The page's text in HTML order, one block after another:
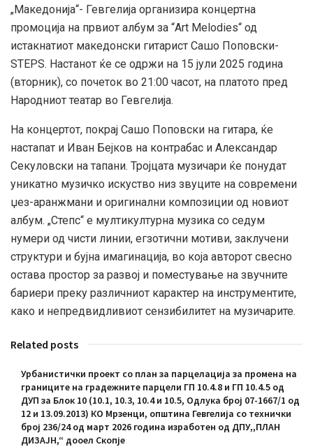
„Македонија“- Гевгелија организира концертна
промоција на првиот албум за “Art Melodies“ од
истакнатиот македонски гитарист Сашо Поповски-
STEPS. Настанот ќе се одржи на 15 јули 2025 година
(вторник), со почеток во 21:00 часот, на платото пред
Народниот театар во Гевгелија.
На концертот, покрај Сашо Поповски на гитара, ќе
настапат и Иван Бејков на контрабас и Александар
Секуловски на тапани. Тројцата музичари ќе понудат
уникатно музичко искуство низ звуците на современи
џез-аранжмани и оригинални композиции од новиот
албум. „Степс“ е мултикултурна музика со седум
нумери од чисти линии, егзотични мотиви, заклучени
структури и бујна имагинација, во која авторот свесно
остава простор за развој и поместување на звучните
бариери преку различниот карактер на инструментите,
како и непредвидливиот сензибилитет на музичарите.
Related posts
Урбанистички проект со план за парцелација за промена на
границите на градежните парцели ГП 10.4.8 и ГП 10.4.5 од
ДУП за Блок 10 (10.1, 10.3, 10.4 и 10.5, Одлука број 07-1667/1 од
12 и 13.09.2013) КО Мрзенци, општина Гевгелија со технички
број 236/24 од март 2026 година изработен од ДПУ,,ПЛАН
ДИЗАЈН,“ дооел Скопје